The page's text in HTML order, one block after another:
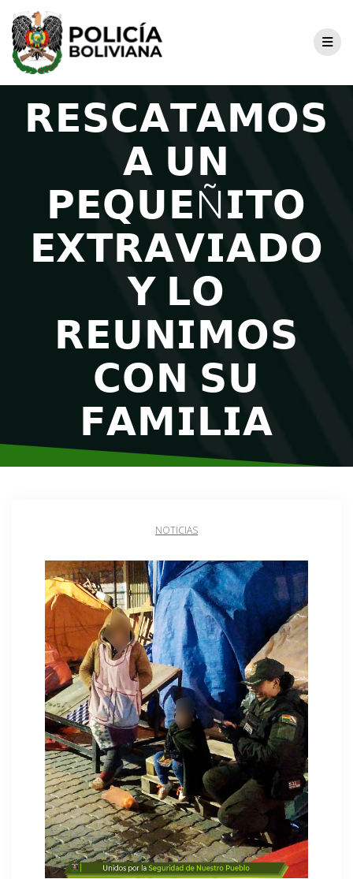
𝗥𝗘𝗦𝗖𝗔𝗧𝗔𝗠𝗢𝗦
𝗔 𝗨𝗡
𝗣𝗘𝗤𝗨𝗘Ñ𝗜𝗧𝗢
𝗘𝗫𝗧𝗥𝗔𝗩𝗜𝗔𝗗𝗢
𝗬 𝗟𝗢
𝗥𝗘𝗨𝗡𝗜𝗠𝗢𝗦
𝗖𝗢𝗡 𝗦𝗨
𝗙𝗔𝗠𝗜𝗟𝗜𝗔
NOTICIAS